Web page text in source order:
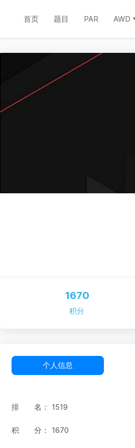
首页 题目 PAR AWD
1670
积分
个人信息
排 名： 1519
积 分： 1670